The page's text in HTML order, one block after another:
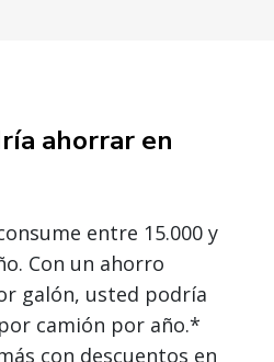
ahorrar en
entre 15.000 y
Con un ahorro
galón, usted podría
camión por año.*
con descuentos en